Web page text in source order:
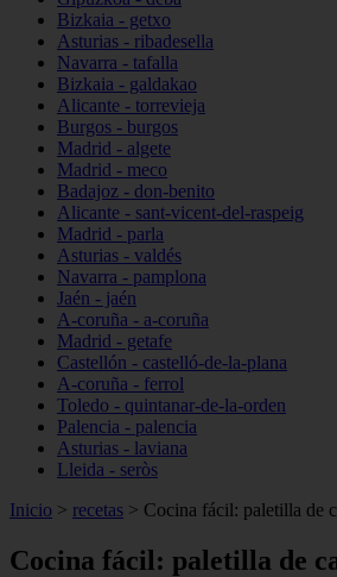
Bizkaia - getxo
Asturias - ribadesella
Navarra - tafalla
Bizkaia - galdakao
Alicante - torrevieja
Burgos - burgos
Madrid - algete
Madrid - meco
Badajoz - don-benito
Alicante - sant-vicent-del-raspeig
Madrid - parla
Asturias - valdés
Navarra - pamplona
Jaén - jaén
A-coruña - a-coruña
Madrid - getafe
Castellón - castelló-de-la-plana
A-coruña - ferrol
Toledo - quintanar-de-la-orden
Palencia - palencia
Asturias - laviana
Lleida - seròs
Inicio > recetas > Cocina fácil: paletilla de
Cocina fácil: paletilla de